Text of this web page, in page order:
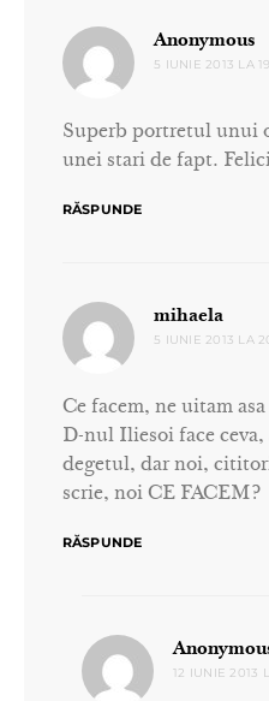
Anonymous
5 IUNIE 2013 LA
Superb portretul unui
unei stari de fapt.
RĂSPUNDE
mihaela
5 IUNIE 2013 LA
Ce facem, ne uitam
D-nul Iliesoi face ceva,
degetul, dar noi,
scrie, noi CE FACEM?
RĂSPUNDE
12 IUNIE 2013